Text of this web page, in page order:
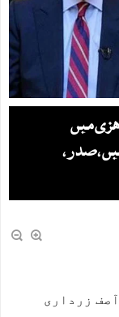
میں
، صدر ،
زرداری